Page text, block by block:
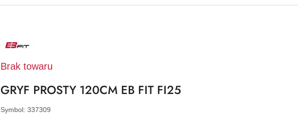
NAZWA
PRODUCENTA:
Brak towaru
GRYF PROSTY 120CM EB FIT FI25
Symbol: 337309